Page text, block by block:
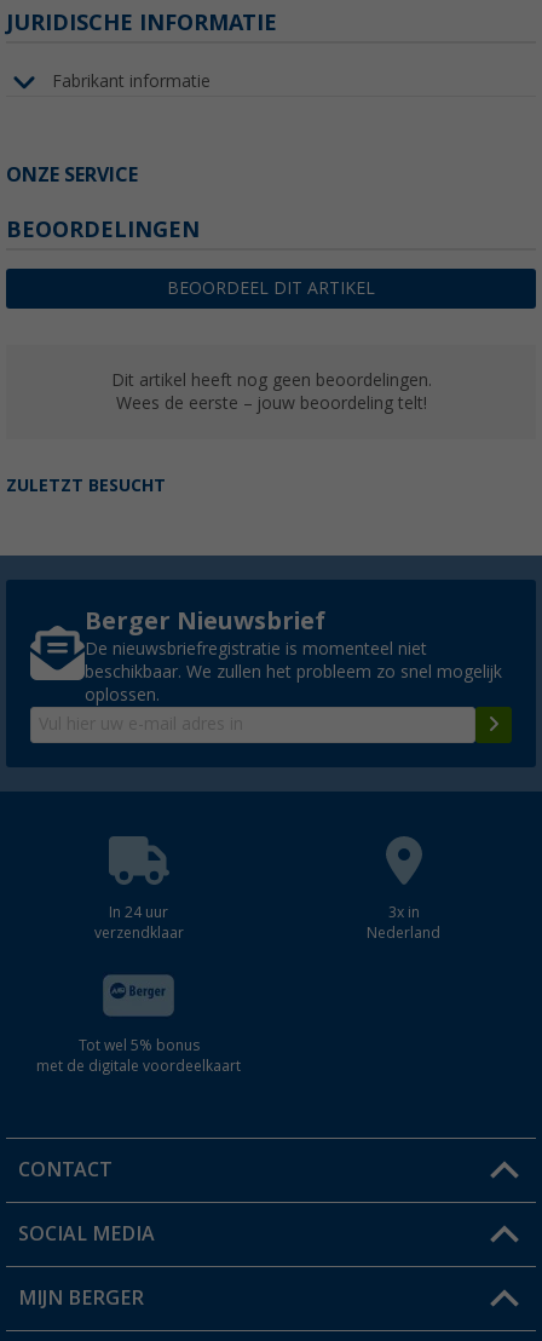
JURIDISCHE INFORMATIE
Fabrikant informatie
ONZE SERVICE
BEOORDELINGEN
BEOORDEEL DIT ARTIKEL
Dit artikel heeft nog geen beoordelingen.
Wees de eerste – jouw beoordeling telt!
ZULETZT BESUCHT
Berger Nieuwsbrief
De nieuwsbriefregistratie is momenteel niet
beschikbaar. We zullen het probleem zo snel mogelijk
oplossen.
In 24 uur
verzendklaar
3x in
Nederland
Tot wel 5% bonus
met de digitale voordeelkaart
CONTACT
Een vraag?
Winkel vinden
SOCIAL MEDIA
MIJN BERGER